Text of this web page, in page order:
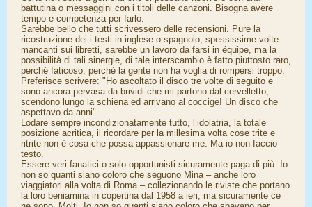
battutina o messaggini con i titoli delle canzoni. Bisogna avere
tempo e competenza per farlo.
Sarebbe bello che tutti scrivessero delle recensioni. Pure la
ricostruzione dei i testi in inglese o spagnolo, spessissime volte
mancanti sui libretti, sarebbe un lavoro da farsi in équipe, ma la
possibilità di tali sinergie, di tale interscambio è fatto piuttosto raro,
perché faticoso, perché la gente non ha voglia di rompersi troppo.
Preferisce scrivere: "Ho ascoltato il disco tre volte di seguito e
sono ancora pervasa da brividi che mi partono dal cervelletto,
scendono lungo la schiena ed arrivano al coccige! Un disco che
aspettavo da anni"
Lodare sempre incondizionatamente tutto, l’idolatria, la totale
posizione acritica, il ricordare per la millesima volta cose trite e
ritrite non è cosa che possa appassionare me. Ma io non faccio
testo.
Essere veri fanatici o solo opportunisti sicuramente paga di più. Io
non so quanti siano coloro che seguono Mina – anche loro
viaggiatori alla volta di Roma – collezionando le riviste che portano
la loro beniamina in copertina dal 1958 a ieri, ma sicuramente ce